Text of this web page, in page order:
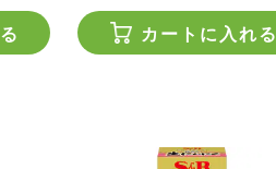
カートに入れる